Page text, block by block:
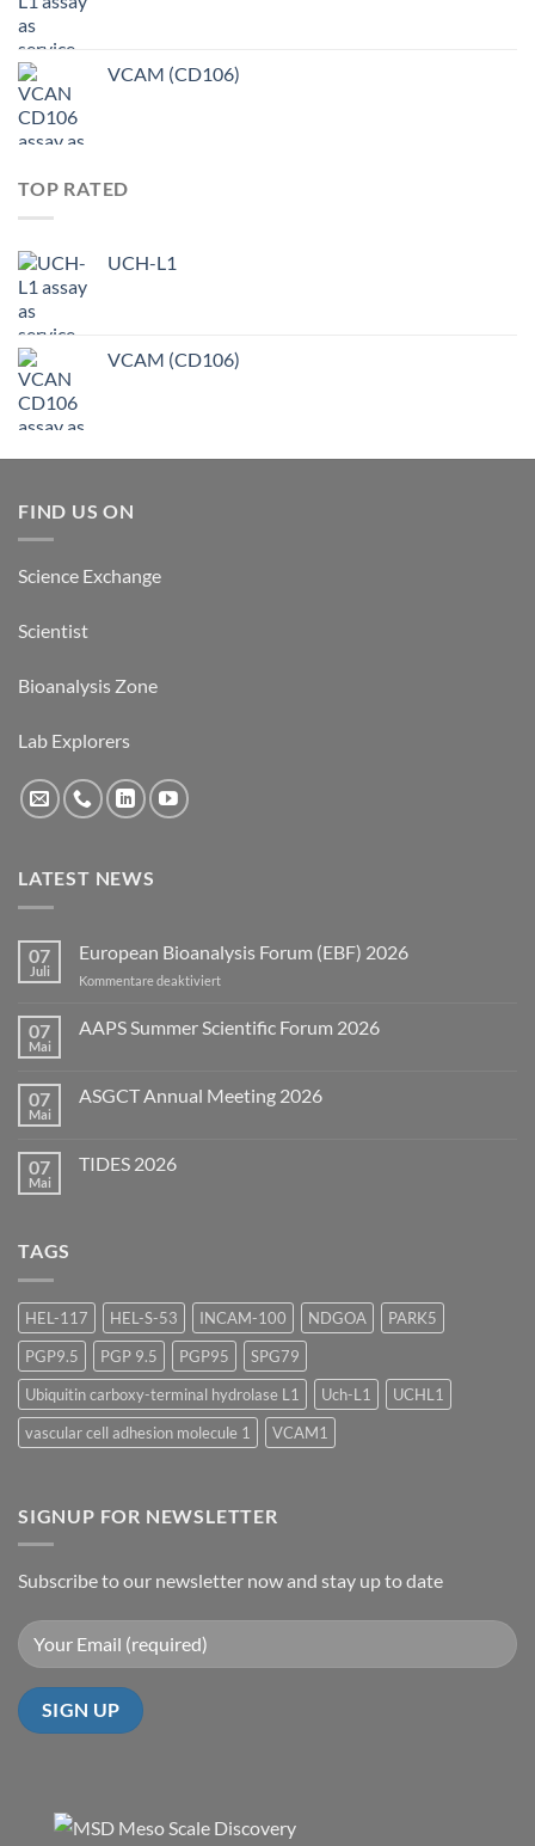
VCAM (CD106)
TOP RATED
UCH-L1
VCAM (CD106)
FIND US ON
Science Exchange
Scientist
Bioanalysis Zone
Lab Explorers
LATEST NEWS
07
Juli
European Bioanalysis Forum (EBF) 2026
Kommentare deaktiviertfür
Bioanalysis
Forum
07
Mai
AAPS Summer Scientific Forum 2026
AAPS
2026
07
Mai
ASGCT Annual Meeting 2026
ASGCT
07
Mai
TIDES 2026
TAGS
HEL-117 HEL-S-53 INCAM-100 NDGOA
PARK5
PGP9.5
PGP 9.5 PGP95
SPG79
Ubiquitin carboxy-terminal hydrolase L1
Uch-L1
UCHL1
vascular cell adhesion molecule 1
VCAM1
SIGNUP FOR NEWSLETTER
Subscribe to our newsletter now and stay up to date